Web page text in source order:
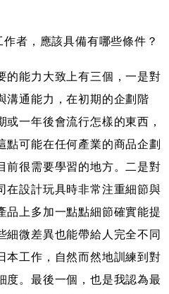
者，應該具備有哪些條件？
的能力大致上有三個，一是對
溝通能力，在初期的企劃階
一年後會流行怎樣的東西，
點可能在任何產業的商品企劃
前很需要學習的地方。二是對
在設計玩具時非常注重細節與
品上多加一點點細節確實能提
細微差異也能帶給人完全不同
本工作，自然而然地訓練到對
度。最後一個，也是我認為最